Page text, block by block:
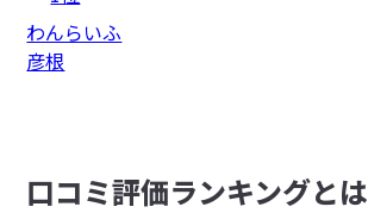
わんらいふ
彦根
⼝コミ評価ランキングとは